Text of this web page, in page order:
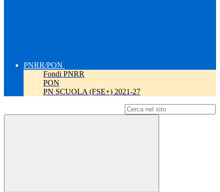
PNRR/PON
Fondi PNRR
PON
PN SCUOLA (FSE+) 2021-27